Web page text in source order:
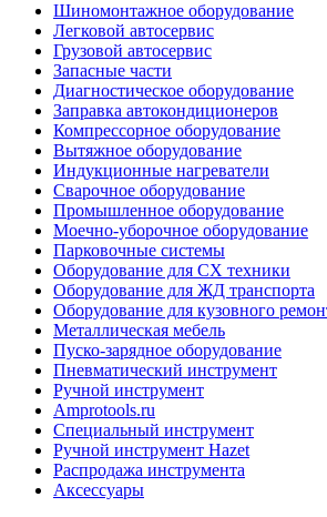
Шиномонтажное оборудование
Легковой автосервис
Грузовой автосервис
Запасные части
Диагностическое оборудование
Заправка автокондиционеров
Компрессорное оборудование
Вытяжное оборудование
Индукционные нагреватели
Сварочное оборудование
Промышленное оборудование
Моечно-уборочное оборудование
Парковочные системы
Оборудование для СХ техники
Оборудование для ЖД транспорта
Оборудование для кузовного
Металлическая мебель
Пуско-зарядное оборудование
Пневматический инструмент
Ручной инструмент
Amprotools.ru
Специальный инструмент
Ручной инструмент Hazet
Распродажа инструмента
Аксессуары